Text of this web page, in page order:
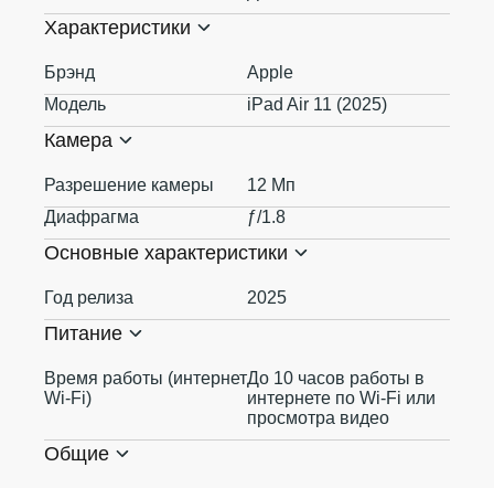
Характеристики
Брэнд
Apple
Модель
iPad Air 11 (2025)
Камера
Разрешение камеры
12 Мп
Диафрагма
ƒ/1.8
Основные характеристики
Год релиза 2025
Питание
Время работы (интернет
Wi-Fi)
До 10 часов работы в
интернете по Wi‑Fi или
просмотра видео
Общие